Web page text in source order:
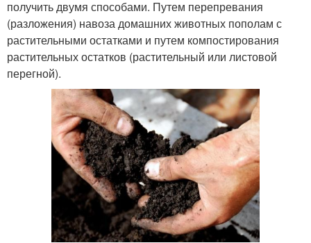
получить двумя способами. Путем перепревания
(разложения) навоза домашних животных пополам с
растительными остатками и путем компостирования
растительных остатков (растительный или листовой
перегной).